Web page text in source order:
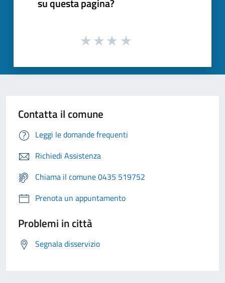
Contatta il comune
Leggi le domande frequenti
Richiedi Assistenza
Chiama il comune 0435 519752
Prenota un appuntamento
Problemi in città
Segnala disservizio